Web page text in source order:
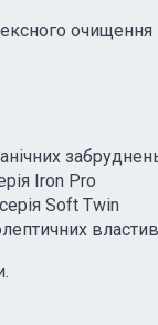
Iron Pro
Soft Twin